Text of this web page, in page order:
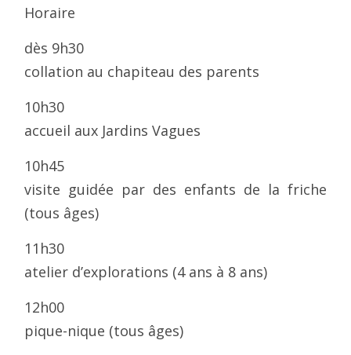
Horaire
dès 9h30
collation au chapiteau des parents
10h30
accueil aux Jardins Vagues
10h45
visite guidée par des enfants de la friche
(tous âges)
11h30
atelier d’explorations (4 ans à 8 ans)
12h00
pique-nique (tous âges)